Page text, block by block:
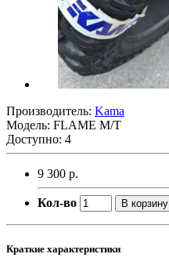
Производитель: Kama
Модель: FLAME M/T
Доступно: 4
9 300 р.
Кол-во В корзину
Краткие характеристики